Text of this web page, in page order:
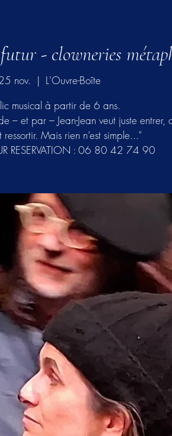
- clowneries
nov.
  |
L'Ouvre-Boîte
musical à partir de 6 ans.
– et par – Jean-Jean veut juste entrer,
Mais rien n’est simple..."
RESERVATION : 06 80 42 74 90